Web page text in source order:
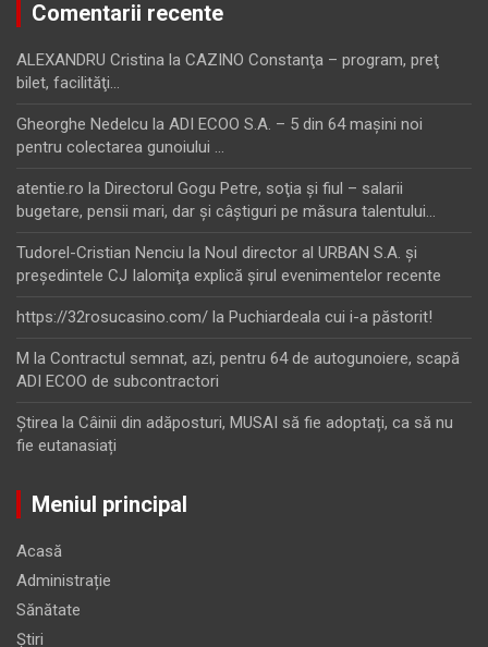
Comentarii recente
ALEXANDRU Cristina la CAZINO Constanţa – program, preţ
bilet, facilităţi…
Gheorghe Nedelcu la ADI ECOO S.A. – 5 din 64 maşini noi
pentru colectarea gunoiului …
atentie.ro la Directorul Gogu Petre, soţia şi fiul – salarii
bugetare, pensii mari, dar şi câştiguri pe măsura talentului…
Tudorel-Cristian Nenciu la Noul director al URBAN S.A. şi
preşedintele CJ Ialomiţa explică şirul evenimentelor recente
https://32rosucasino.com/ la Puchiardeala cui i-a păstorit!
M la Contractul semnat, azi, pentru 64 de autogunoiere, scapă
ADI ECOO de subcontractori
Ştirea la Câinii din adăposturi, MUSAI să fie adoptați, ca să nu
fie eutanasiați
Meniul principal
Acasă
Administrație
Sănătate
Știri